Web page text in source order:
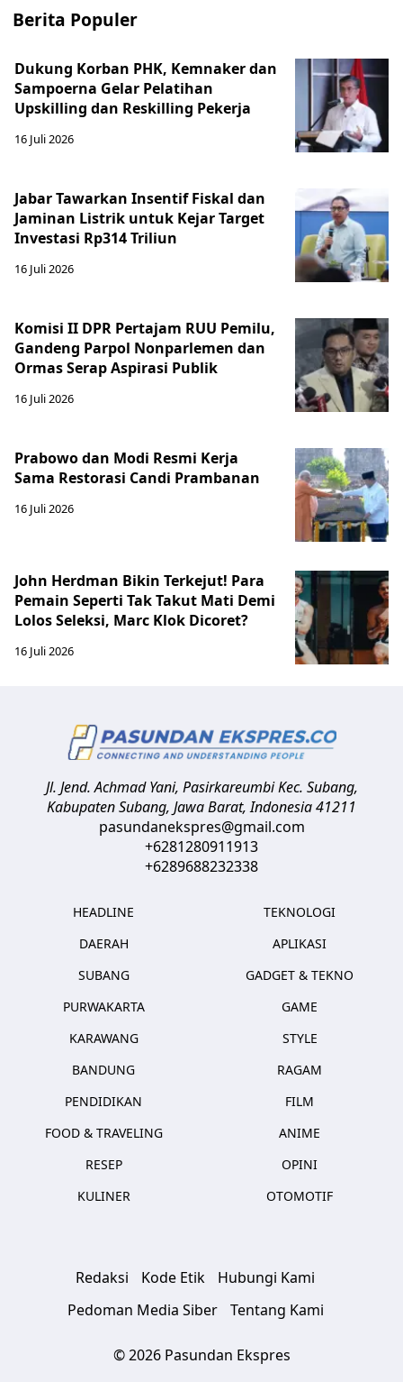
Berita Populer
Dukung Korban PHK, Kemnaker dan
Sampoerna Gelar Pelatihan
Upskilling dan Reskilling Pekerja
16 Juli 2026
Jabar Tawarkan Insentif Fiskal dan
Jaminan Listrik untuk Kejar Target
Investasi Rp314 Triliun
16 Juli 2026
Komisi II DPR Pertajam RUU Pemilu,
Gandeng Parpol Nonparlemen dan
Ormas Serap Aspirasi Publik
16 Juli 2026
Prabowo dan Modi Resmi Kerja
Sama Restorasi Candi Prambanan
16 Juli 2026
John Herdman Bikin Terkejut! Para
Pemain Seperti Tak Takut Mati Demi
Lolos Seleksi, Marc Klok Dicoret?
16 Juli 2026
Jl. Jend. Achmad Yani, Pasirkareumbi Kec. Subang,
Kabupaten Subang, Jawa Barat,Indonesia41211
pasundanekspres@gmail.com
+6281280911913
+6289688232338
HEADLINE
DAERAH
SUBANG
PURWAKARTA
KARAWANG
BANDUNG
PENDIDIKAN
FOOD & TRAVELING
RESEP
KULINER
TEKNOLOGI
APLIKASI
GADGET & TEKNO
GAME
STYLE
RAGAM
FILM
ANIME
OPINI
OTOMOTIF
Redaksi Kode Etik
Hubungi Kami
Pedoman Media Siber
Tentang Kami
© 2026 Pasundan Ekspres